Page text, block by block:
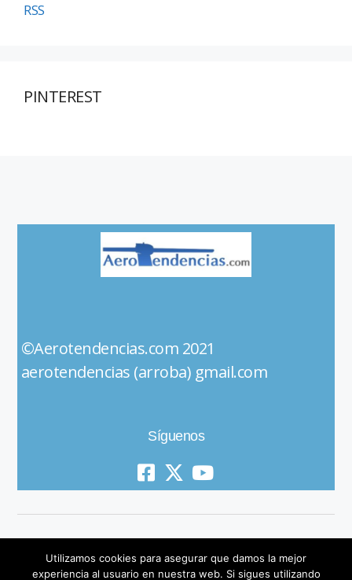
RSS
PINTEREST
©Aerotendencias.com 2021
aerotendencias (arroba) gmail.com
Síguenos
Utilizamos cookies para asegurar que damos la mejor
experiencia al usuario en nuestra web. Si sigues utilizando